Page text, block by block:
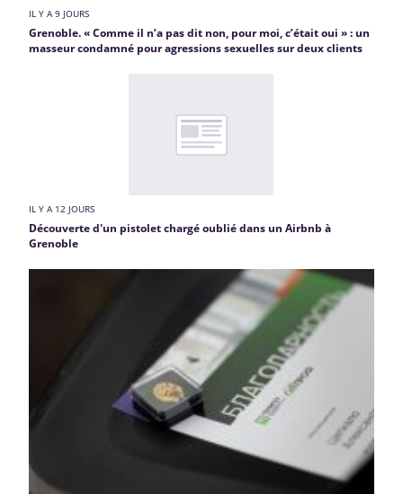
IL Y A 9 JOURS
Grenoble. « Comme il n’a pas dit non, pour moi, c’était oui » : un
masseur condamné pour agressions sexuelles sur deux clients
IL Y A 12 JOURS
Découverte d'un pistolet chargé oublié dans un Airbnb à
Grenoble